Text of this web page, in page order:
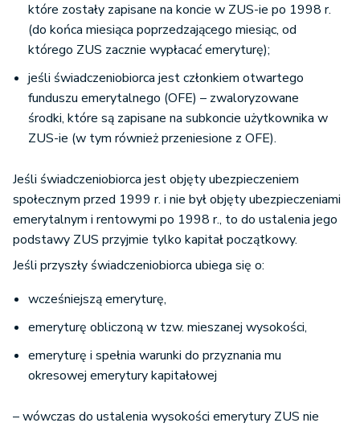
które zostały zapisane na koncie w ZUS-ie po 1998 r.
(do końca miesiąca poprzedzającego miesiąc, od
którego ZUS zacznie wypłacać emeryturę);
jeśli świadczeniobiorca jest członkiem otwartego
funduszu emerytalnego (OFE) – zwaloryzowane
środki, które są zapisane na subkoncie użytkownika w
ZUS-ie (w tym również przeniesione z OFE).
Jeśli świadczeniobiorca jest objęty ubezpieczeniem
społecznym przed 1999 r. i nie był objęty ubezpieczeniami
emerytalnym i rentowymi po 1998 r., to do ustalenia jego
podstawy ZUS przyjmie tylko kapitał początkowy.
Jeśli przyszły świadczeniobiorca ubiega się o:
wcześniejszą emeryturę,
emeryturę obliczoną w tzw. mieszanej wysokości,
emeryturę i spełnia warunki do przyznania mu
okresowej emerytury kapitałowej
– wówczas do ustalenia wysokości emerytury ZUS nie